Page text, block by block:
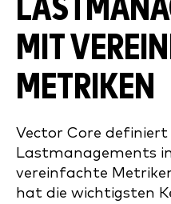
MIT
METRIKEN
Vector Core
Lastmanagements
vereinfachte
hat die wichtigsten